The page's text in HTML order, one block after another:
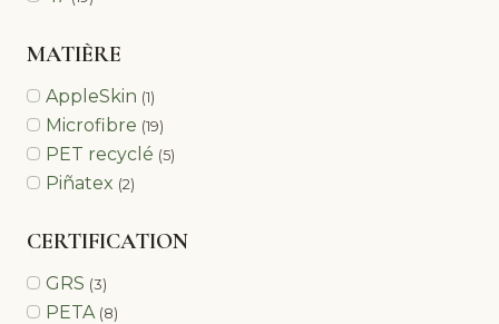
MATIÈRE
AppleSkin (1)
Microfibre (19)
PET recyclé (5)
Piñatex (2)
CERTIFICATION
GRS (3)
PETA (8)